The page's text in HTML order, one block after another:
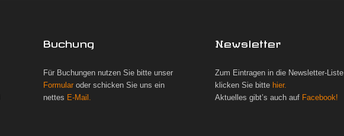
Buchung
Für Buchungen nutzen Sie bitte unser
Formular oder schicken Sie uns ein
nettes E-Mail.
Newsletter
Zum Eintragen in die Newsletter-Liste
klicken Sie bitte hier.
Aktuelles gibt’s auch auf Facebook!